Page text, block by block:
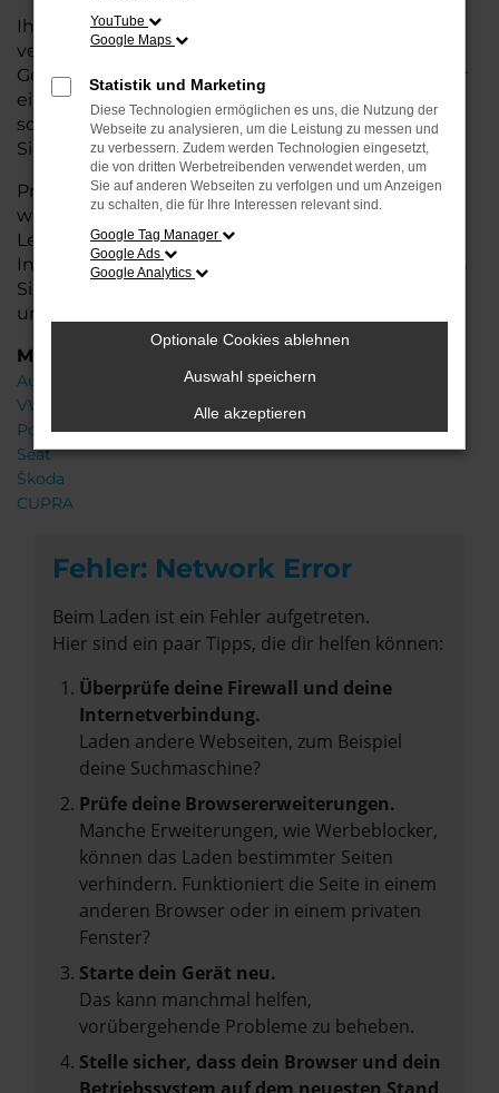
Ihr VW Autohaus in Rotenburg ist Ihr
vertrauenswürdiger Partner, wenn es um
Gebrauchtwagen geht. Wir bieten Ihnen nicht nur
eine große Auswahl an geprüften Fahrzeugen,
sondern auch eine fachkundige Beratung, damit
Sie das für Sie passende Modell finden.
Profitieren Sie von unseren zusätzlichenServices
wie attraktiven Finanzierungsmöglichkeiten,
Leasingangeboten und der bequemen
Inzahlungnahme Ihres alten Fahrzeugs. Besuchen
Sie uns und überzeugen Sie sich von der Qualität
und dem Service, den wir Ihnen bieten!
Marken
Audi
VW
Porsche
Seat
Škoda
CUPRA
Fehler: Network Error
Beim Laden ist ein Fehler aufgetreten.
Hier sind ein paar Tipps, die dir helfen können:
Überprüfe deine Firewall und deine
Internetverbindung.
Laden andere Webseiten, zum Beispiel
deine Suchmaschine?
Prüfe deine Browsererweiterungen.
Manche Erweiterungen, wie Werbeblocker,
können das Laden bestimmter Seiten
verhindern. Funktioniert die Seite in einem
anderen Browser oder in einem privaten
Fenster?
Starte dein Gerät neu.
Das kann manchmal helfen,
vorübergehende Probleme zu beheben.
Stelle sicher, dass dein Browser und dein
YouTube
Google Maps
Statistik und Marketing
Diese Technologien ermöglichen es uns, die Nutzung der
Webseite zu analysieren, um die Leistung zu messen und
zu verbessern. Zudem werden Technologien eingesetzt,
die von dritten Werbetreibenden verwendet werden, um
Sie auf anderen Webseiten zu verfolgen und um Anzeigen
zu schalten, die für Ihre Interessen relevant sind.
Google Tag Manager
Google Ads
Google Analytics
Optionale Cookies ablehnen
Auswahl speichern
Alle akzeptieren